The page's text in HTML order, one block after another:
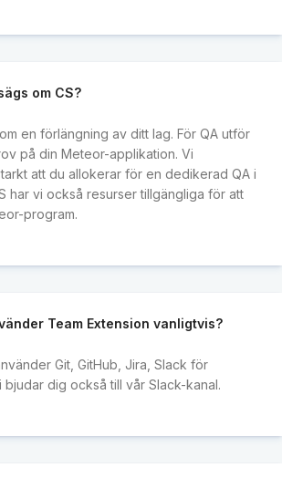
om CS?
en förlängning av ditt lag. För QA utför
på din Meteor-applikation. Vi
att du allokerar för en dedikerad QA i
har vi också resurser tillgängliga för att
program.
Team Extension vanligtvis?
Git, GitHub, Jira, Slack för
bjudar dig också till vår Slack-kanal.